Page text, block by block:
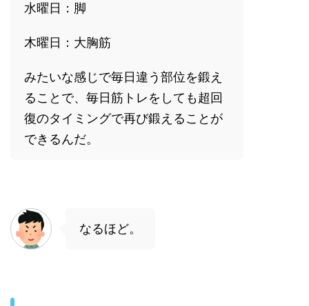
水曜日：脚
木曜日：大胸筋
みたいな感じで毎日違う部位を鍛え
ることで、毎日筋トレをしても超回
復のタイミングで再び鍛えることが
できるんだ。
なるほど。